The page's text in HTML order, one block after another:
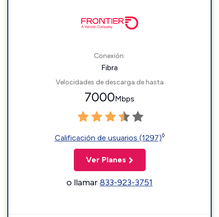
Conexión:
Fibra
Velocidades de descarga de hasta
7000Mbps
Calificación de usuarios (1297)◊
Ver Planes
o llamar833-923-3751